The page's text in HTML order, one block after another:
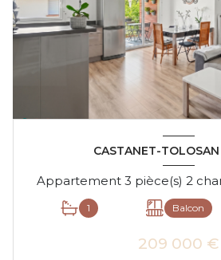
CASTANET-
1 Balcon
209 000 €